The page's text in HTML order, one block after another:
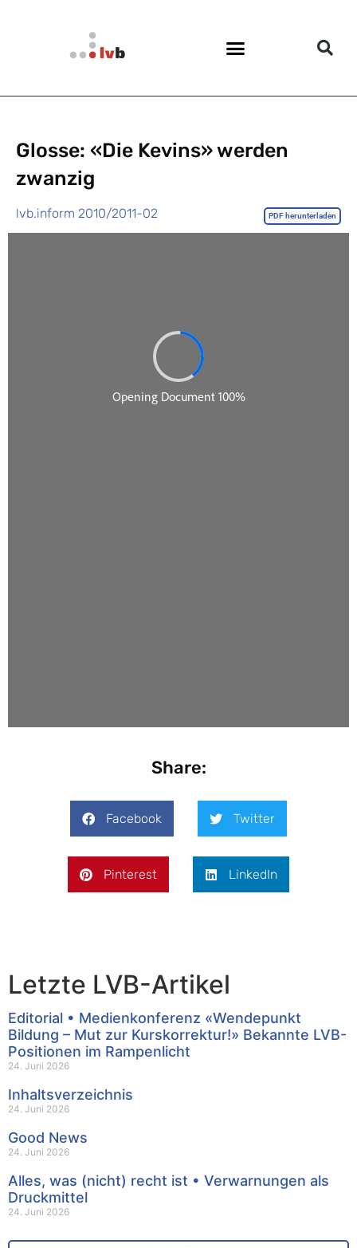
Glosse: «Die Kevins» werden
zwanzig
lvb.inform 2010/2011-02 PDF herunterladen
Share:
Facebook Twitter
Pinterest LinkedIn
Letzte LVB-Artikel
Editorial • Medienkonferenz «Wendepunkt
Bildung – Mut zur Kurskorrektur!» Bekannte LVB-
Positionen im Rampenlicht
24. Juni 2026
Inhaltsverzeichnis
24. Juni 2026
Good News
24. Juni 2026
Alles, was (nicht) recht ist • Verwarnungen als
Druckmittel
24. Juni 2026